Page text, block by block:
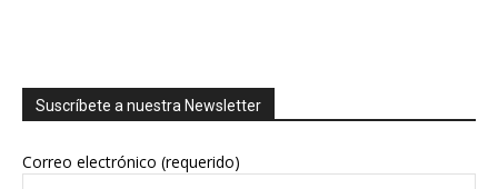
Suscríbete a nuestra Newsletter
Correo electrónico (requerido)